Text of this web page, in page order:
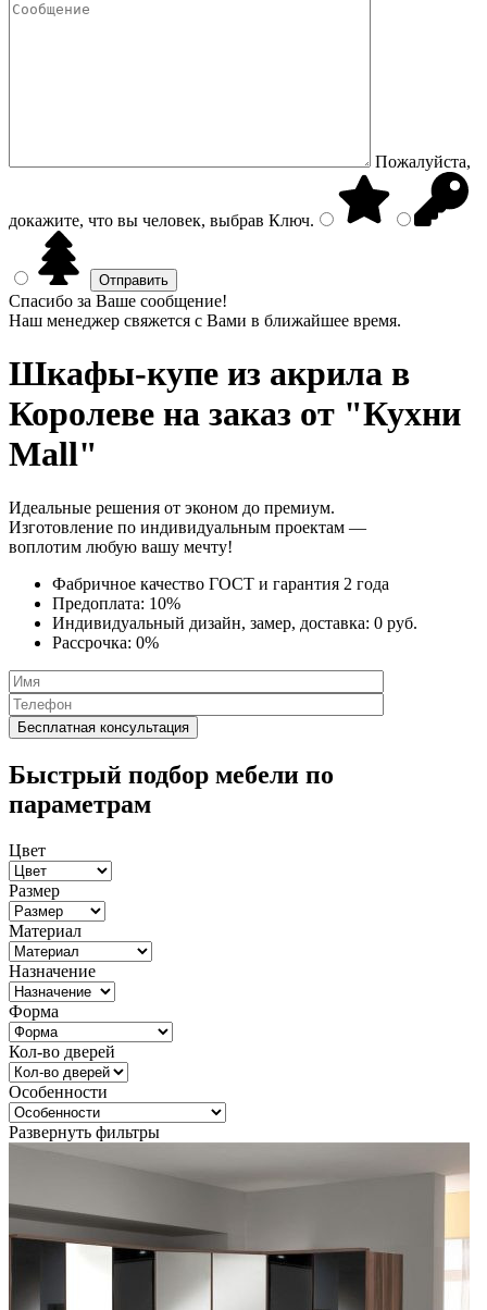
Пожалуйста,
докажите, что вы человек, выбрав Ключ.
Спасибо за Ваше сообщение!
Наш менеджер свяжется с Вами в ближайшее время.
Шкафы-купе из акрила в
Королеве на заказ от "Кухни
Mall"
Идеальные решения от эконом до премиум.
Изготовление по индивидуальным проектам —
воплотим любую вашу мечту!
Фабричное качество ГОСТ и гарантия 2 года
Предоплата: 10%
Индивидуальный дизайн, замер, доставка: 0 руб.
Рассрочка: 0%
Быстрый подбор мебели по
параметрам
Цвет
Размер
Материал
Назначение
Форма
Кол-во дверей
Особенности
Развернуть фильтры